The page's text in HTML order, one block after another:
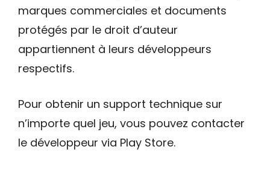
marques commerciales et documents
protégés par le droit d’auteur
appartiennent à leurs développeurs
respectifs.
Pour obtenir un support technique sur
n’importe quel jeu, vous pouvez contacter
le développeur via Play Store.